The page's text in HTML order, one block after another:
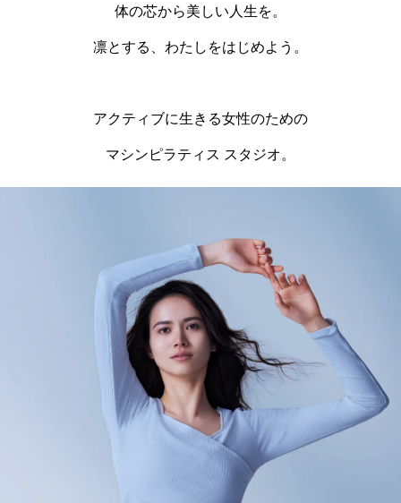
体の芯から美しい人生を。
凛とする、わたしをはじめよう。
アクティブに生きる女性のための
マシンピラティス スタジオ。